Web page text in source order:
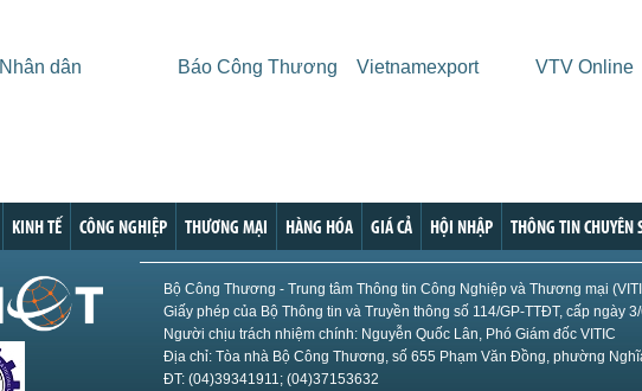
Nhân dân Báo Công Thương Vietnamexport VTV Online
KINH TẾ CÔNG NGHIỆP THƯƠNG MẠI HÀNG HÓA GIÁ CẢ HỘI NHẬP THÔNG TIN CHUYÊN
Bộ Công Thương - Trung tâm Thông tin Công Nghiệp và Thương mại
Giấy phép của Bộ Thông tin và Truyền thông số 114/GP-TTĐT, cấp ngày
Người chịu trách nhiệm chính: Nguyễn Quốc Lân, Phó Giám đốc VITIC
Địa chỉ: Tòa nhà Bộ Công Thương, số 655 Phạm Văn Đồng, phường
ĐT: (04)39341911; (04)37153632